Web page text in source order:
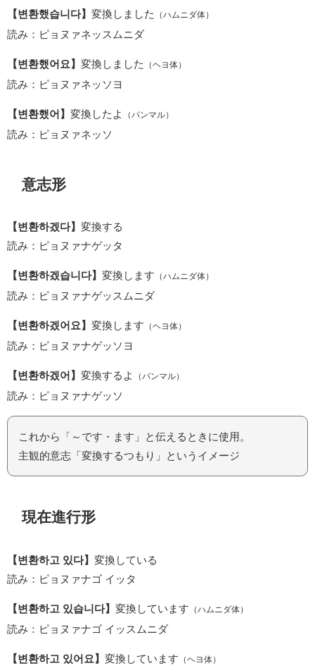
【변환했습니다】 変換しました （ハムニダ体）
読み：ピョヌァネッスムニダ
【변환했어요】 変換しました （ヘヨ体）
読み：ピョヌァネッソヨ
【변환했어】 変換したよ （パンマル）
読み：ピョヌァネッソ
意志形
【변환하겠다】 変換する
読み：ピョヌァナゲッタ
【변환하겠습니다】 変換します （ハムニダ体）
読み：ピョヌァナゲッスムニダ
【변환하겠어요】 変換します （ヘヨ体）
読み：ピョヌァナゲッソヨ
【변환하겠어】 変換するよ （パンマル）
読み：ピョヌァナゲッソ
これから「～です・ます」と伝えるときに使用。
主観的意志「変換するつもり」というイメージ
現在進行形
【변환하고 있다】 変換している
読み：ピョヌァナゴ イッタ
【변환하고 있습니다】 変換しています （ハムニダ体）
読み：ピョヌァナゴ イッスムニダ
【변환하고 있어요】 変換しています （ヘヨ体）